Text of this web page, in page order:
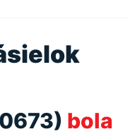
bola